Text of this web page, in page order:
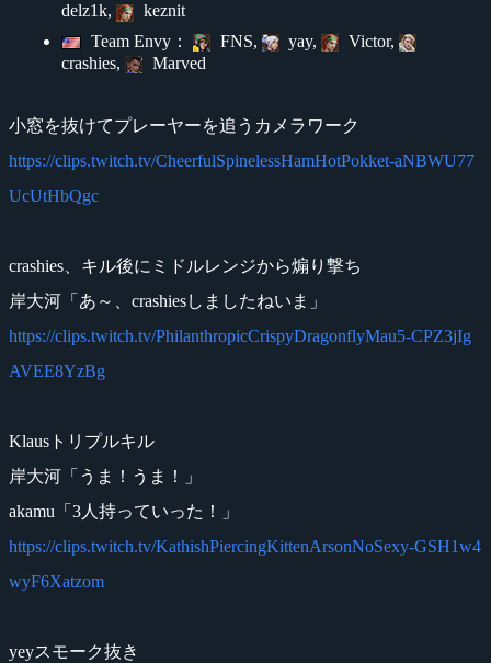
delz1k,
keznit
Team Envy：
FNS, yay,
Victor,
crashies,
Marved
小窓を抜けてプレーヤーを追うカメラワーク
https://clips.twitch.tv/CheerfulSpinelessHamHotPokket-aNBWU77
UcUtHbQgc
crashies、キル後にミドルレンジから煽り撃ち
岸大河「あ～、crashiesしましたねいま」
https://clips.twitch.tv/PhilanthropicCrispyDragonflyMau5-CPZ3jIg
AVEE8YzBg
Klausトリプルキル
岸大河「うま！うま！」
akamu「3人持っていった！」
https://clips.twitch.tv/KathishPiercingKittenArsonNoSexy-GSH1w4
wyF6Xatzom
yeyスモーク抜き